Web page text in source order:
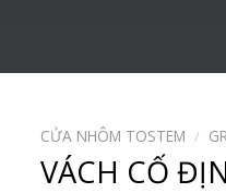
CỬA NHÔM TOSTEM /
VÁCH CỐ